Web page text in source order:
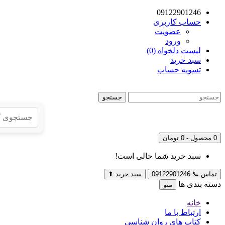
09122901246
حساب کاربری
عضویت
ورود
لیست دلخواه (0)
سبد خرید
تسویه حساب
جستجو
0 محصول - 0 تومان
سبد خرید شما خالی است!
تماس 📞
09122901246 سبد خرید ⬆
دسته بندی ها منو
خانه
ارتباط با ما
کتاب های روان شناسی